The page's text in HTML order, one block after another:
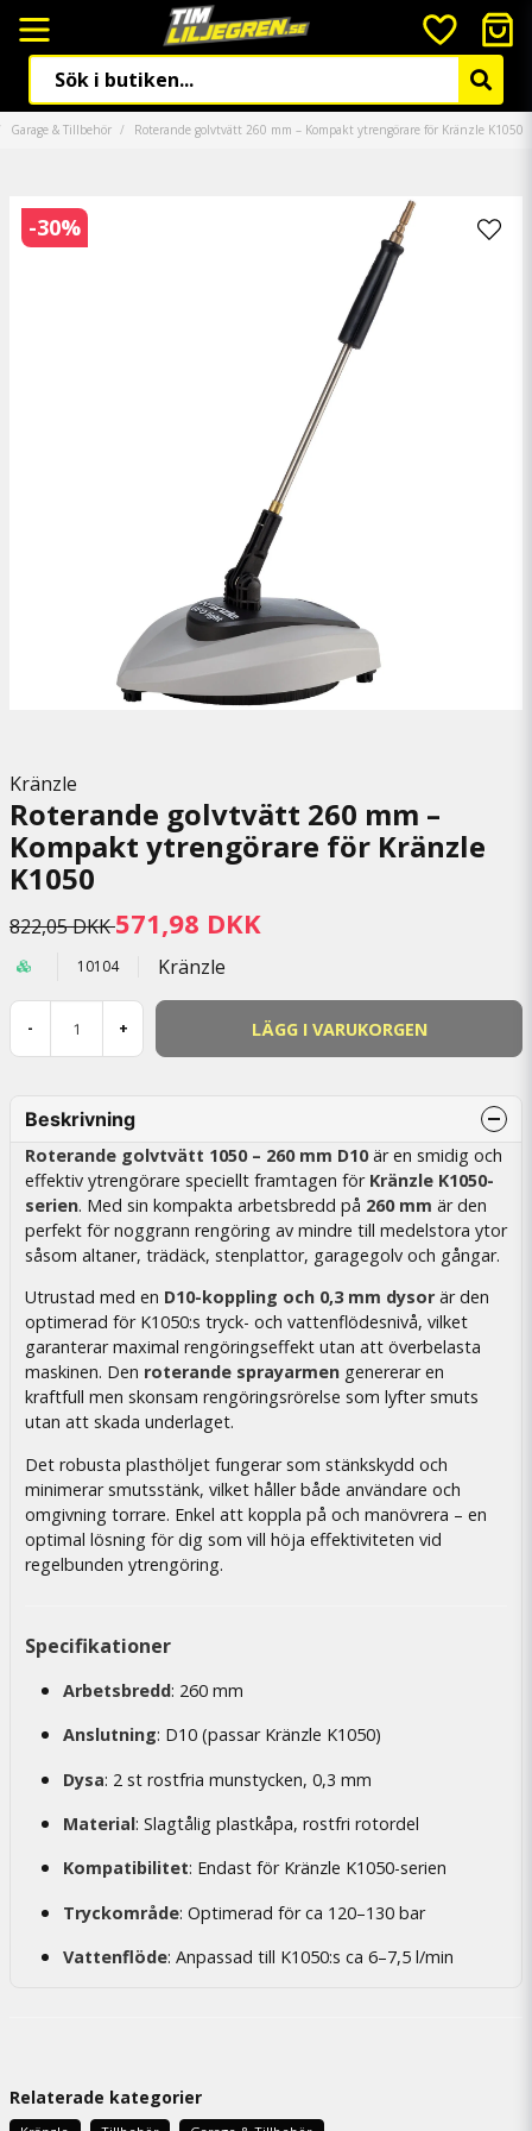
Garage & Tillbehör Roterande golvtvätt 260 mm – Kompakt ytrengörare för Kränzle K1050
-30%
Kränzle
Roterande golvtvätt 260 mm –
Kompakt ytrengörare för Kränzle
K1050
822,05 DKK571,98 DKK
10104 Kränzle
- + LÄGG I VARUKORGEN
Beskrivning
Roterande golvtvätt 1050 – 260 mm D10är en smidig och
effektiv ytrengörare speciellt framtagen för Kränzle K1050-
serien. Med sin kompakta arbetsbredd på 260 mm är den
perfekt för noggrann rengöring av mindre till medelstora ytor
såsom altaner, trädäck, stenplattor, garagegolv och gångar.
Utrustad med en D10-koppling och 0,3 mm dysor är den
optimerad för K1050:s tryck- och vattenflödesnivå, vilket
garanterar maximal rengöringseffekt utan att överbelasta
maskinen. Den roterande sprayarmen genererar en
kraftfull men skonsam rengöringsrörelse som lyfter smuts
utan att skada underlaget.
Det robusta plasthöljet fungerar som stänkskydd och
minimerar smutsstänk, vilket håller både användare och
omgivning torrare. Enkel att koppla på och manövrera – en
optimal lösning för dig som vill höja effektiviteten vid
regelbunden ytrengöring.
Specifikationer
Arbetsbredd: 260 mm
Anslutning: D10 (passar Kränzle K1050)
Dysa: 2 st rostfria munstycken, 0,3 mm
Material: Slagtålig plastkåpa, rostfri rotordel
Kompatibilitet: Endast för Kränzle K1050-serien
Tryckområde: Optimerad för ca 120–130 bar
Vattenflöde: Anpassad till K1050:s ca 6–7,5 l/min
Relaterade kategorier